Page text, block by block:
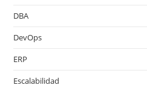
DBA
DevOps
ERP
Escalabilidad